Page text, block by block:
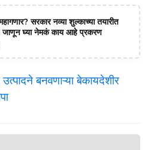
सरकार नव्या शुल्काच्या तयारीत
जाणून घ्या नेमकं काय आहे प्रकरण
बनवणाऱ्या बेकायदेशीर